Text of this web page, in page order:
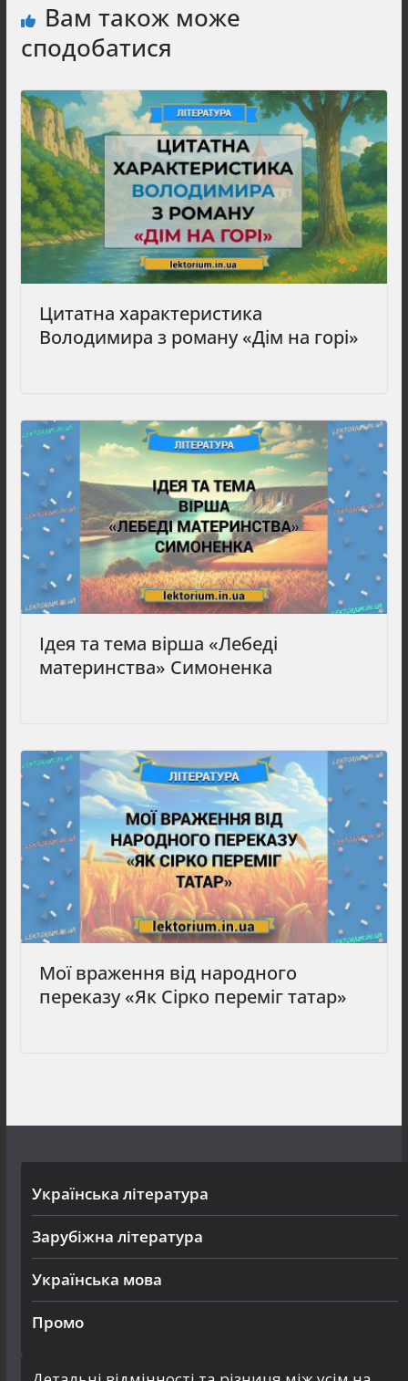
Вам також може
сподобатися
Цитатна характеристика
Володимира з роману «Дім на горі»
Ідея та тема вірша «Лебеді
материнства» Симоненка
Мої враження від народного
переказу «Як Сірко переміг татар»
Українська література
Зарубіжна література
Українська мова
Промо